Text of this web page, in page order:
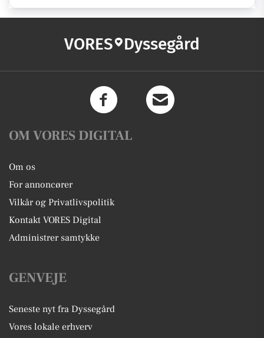
VORES Dyssegård
OM VORES DIGITAL
Om os
For annoncører
Vilkår og Privatlivspolitik
Kontakt VORES Digital
Administrer samtykke
GENVEJE
Seneste nyt fra Dyssegård
Vores lokale erhverv